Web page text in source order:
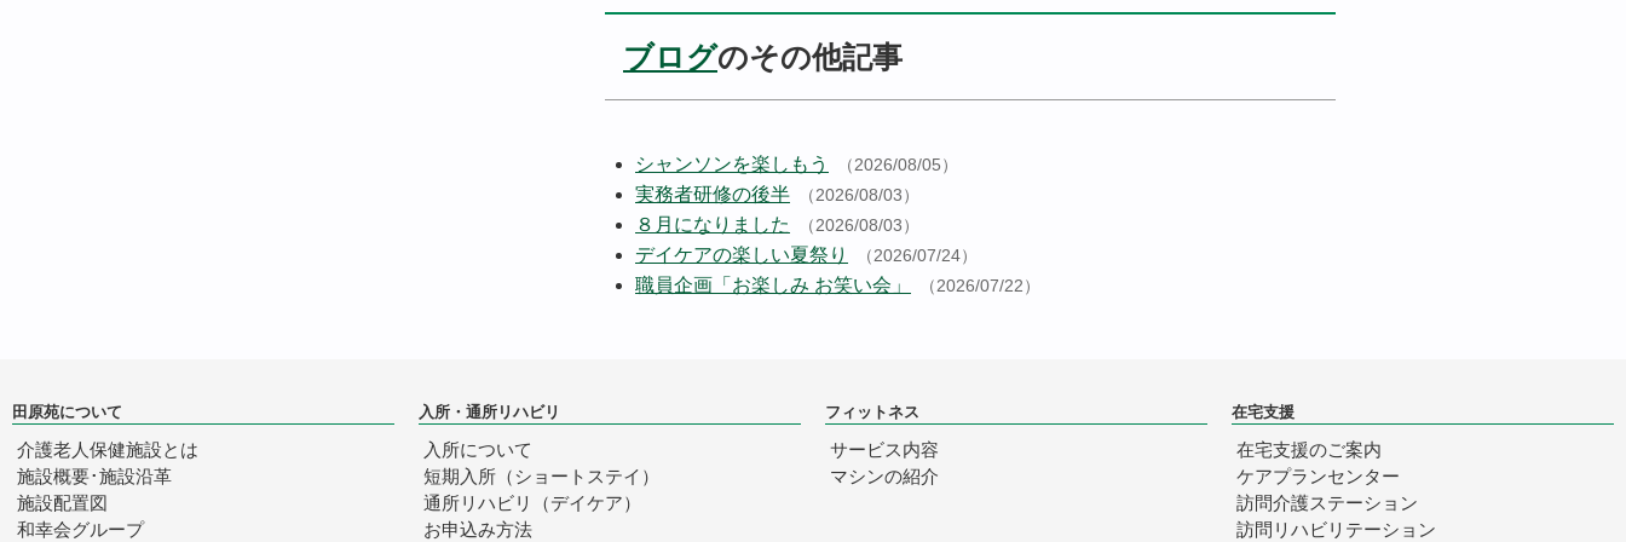
ブログのその他記事
シャンソンを楽しもう （2026/08/05）
実務者研修の後半 （2026/08/03）
８月になりました （2026/08/03）
デイケアの楽しい夏祭り （2026/07/24）
職員企画「お楽しみ お笑い会」 （2026/07/22）
田原苑について
介護老人保健施設とは
施設概要･施設沿革
施設配置図
和幸会グループ
入所・通所リハビリ
入所について
短期入所（ショートステイ）
通所リハビリ（デイケア）
お申込み方法
フィットネス
サービス内容
マシンの紹介
在宅支援
在宅支援のご案内
ケアプランセンター
訪問介護ステーション
訪問リハビリテーション